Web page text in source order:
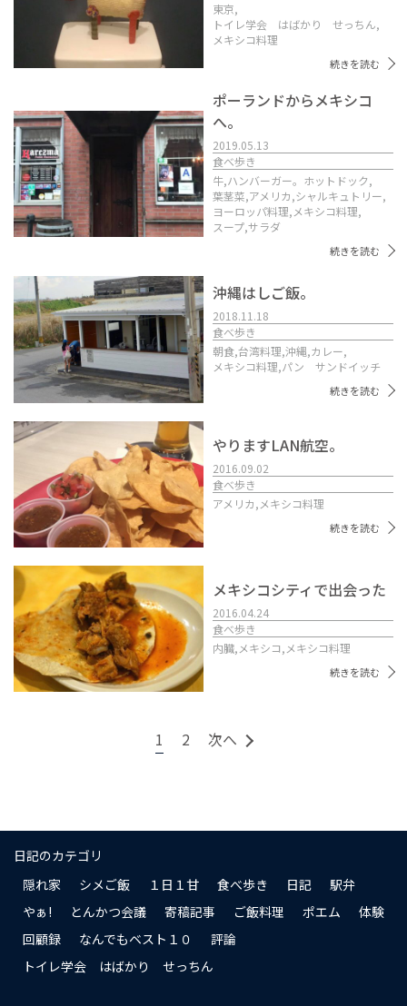
東京,
トイレ学会 はばかり せっちん,
メキシコ料理
続きを読む
ポーランドからメキシコ
へ。
2019.05.13
食べ歩き
牛,ハンバーガー。ホットドック,
葉茎菜,アメリカ,シャルキュトリー,
ヨーロッパ料理, メキシコ料理,
スープ,サラダ
続きを読む
沖縄はしご飯。
2018.11.18
食べ歩き
朝食,台湾料理,沖縄,カレー,
メキシコ料理,パン サンドイッチ
続きを読む
やりますLAN航空。
2016.09.02
食べ歩き
アメリカ, メキシコ料理
続きを読む
メキシコシティで出会った
2016.04.24
食べ歩き
内臓, メキシコ, メキシコ料理
続きを読む
1 2 次へ
日記のカテゴリ
隠れ家
シメご飯 １日１甘 食べ歩き 日記
駅弁
やぁ!
とんかつ会議 寄稿記事 ご飯料理 ポエム
体験
回顧録
なんでもベスト１０
評論
トイレ学会 はばかり せっちん